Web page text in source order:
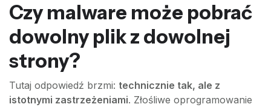
Czy malware może pobrać
dowolny plik z dowolnej
strony?
Tutaj odpowiedź brzmi: technicznie tak, ale z
istotnymi zastrzeżeniami. Złośliwe oprogramowanie